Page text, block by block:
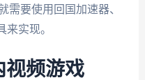
需要使用回国加速器、
实现。
视频游戏